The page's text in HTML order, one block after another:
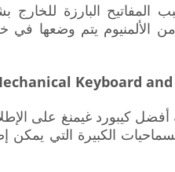
المفاتيح البارزة
الألمنيوم يتم وضعها في
Keyboard
أفضل كيبورد غيمنغ على
الكبيرة التي يمكن